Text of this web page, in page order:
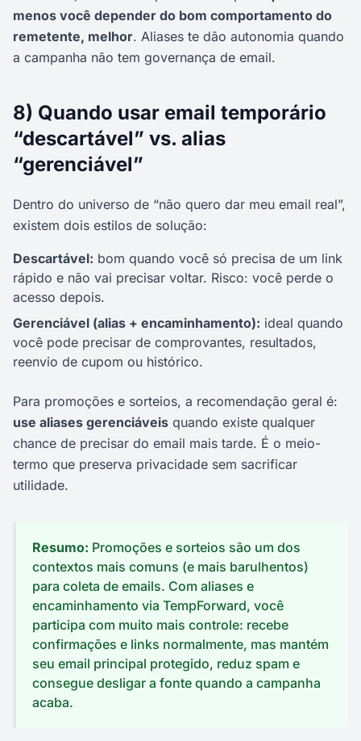
menos você depender do bom comportamento do
remetente, melhor. Aliases te dão autonomia quando
a campanha não tem governança de email.
8) Quando usar email temporário
“descartável” vs. alias
“gerenciável”
Dentro do universo de “não quero dar meu email real”,
existem dois estilos de solução:
Descartável: bom quando você só precisa de um link
rápido e não vai precisar voltar. Risco: você perde o
acesso depois.
Gerenciável (alias + encaminhamento): ideal quando
você pode precisar de comprovantes, resultados,
reenvio de cupom ou histórico.
Para promoções e sorteios, a recomendação geral é:
use aliases gerenciáveis quando existe qualquer
chance de precisar do email mais tarde. É o meio-
termo que preserva privacidade sem sacrificar
utilidade.
Resumo: Promoções e sorteios são um dos
contextos mais comuns (e mais barulhentos)
para coleta de emails. Com aliases e
encaminhamento via TempForward, você
participa com muito mais controle: recebe
confirmações e links normalmente, mas mantém
seu email principal protegido, reduz spam e
consegue desligar a fonte quando a campanha
acaba.